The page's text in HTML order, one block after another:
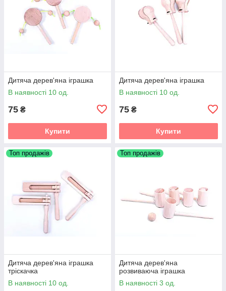
Дитяча дерев'яна іграшка
В наявності 10 од.
75 ₴
Купити
Дитяча дерев'яна іграшка
В наявності 10 од.
75 ₴
Купити
Топ продажів
Дитяча дерев'яна іграшка
тріскачка
В наявності 10 од.
Топ продажів
Дитяча дерев'яна
розвиваюча іграшка
В наявності 3 од.